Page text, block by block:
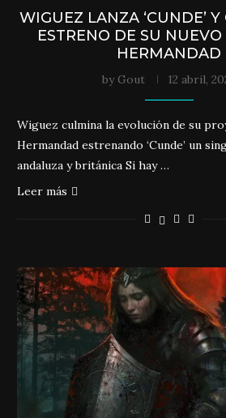
WIGUEZ LANZA ‘CUNDE’
ESTRENO DE SU NUEVO
HERMANDAD
by Gout 12 abril,
Wiguez culmina la evolución de su
Hermandad estrenando ‘Cunde’ un
andaluza y británica Si hay …
Leer más